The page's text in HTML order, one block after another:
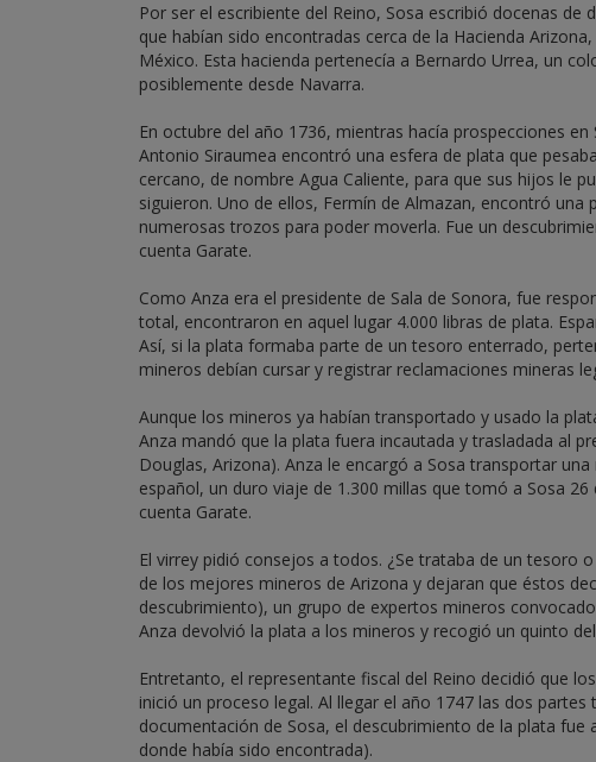
Por ser el escribiente del Reino, Sosa escribió docenas
que habían sido encontradas cerca de la Hacienda
México. Esta hacienda pertenecía a Bernardo Urrea, un
posiblemente desde Navarra.
En octubre del año 1736, mientras hacía prospecciones
Antonio Siraumea encontró una esfera de plata que
cercano, de nombre Agua Caliente, para que sus hijos le
siguieron. Uno de ellos, Fermín de Almazan, encontró
numerosas trozos para poder moverla. Fue un
cuenta Garate.
Como Anza era el presidente de Sala de Sonora, fue
total, encontraron en aquel lugar 4.000 libras de plata.
Así, si la plata formaba parte de un tesoro enterrado,
mineros debían cursar y registrar reclamaciones mineras
Aunque los mineros ya habían transportado y usado la
Anza mandó que la plata fuera incautada y trasladada al
Douglas, Arizona). Anza le encargó a Sosa transportar
español, un duro viaje de 1.300 millas que tomó a Sosa
cuenta Garate.
El virrey pidió consejos a todos. ¿Se trataba de un tesoro
de los mejores mineros de Arizona y dejaran que éstos
descubrimiento), un grupo de expertos mineros
Anza devolvió la plata a los mineros y recogió un quinto
Entretanto, el representante fiscal del Reino decidió que
inició un proceso legal. Al llegar el año 1747 las dos
documentación de Sosa, el descubrimiento de la plata
donde había sido encontrada).